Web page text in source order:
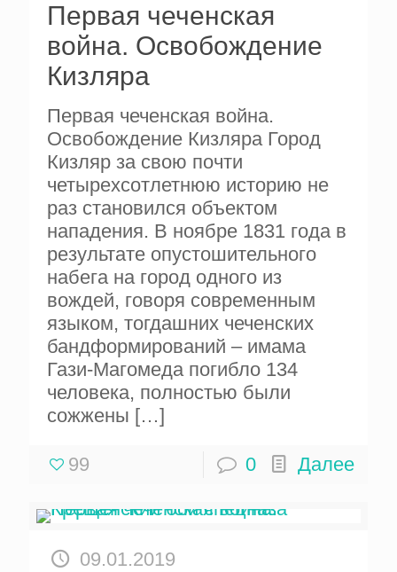
Первая чеченская
война. Освобождение
Кизляра
Первая чеченская война.
Освобождение Кизляра Город
Кизляр за свою почти
четырехсотлетнюю историю не
раз становился объектом
нападения. В ноябре 1831 года в
результате опустошительного
набега на город одного из
вождей, говоря современным
языком, тогдашних чеченских
бандформирований – имама
Гази-Магомеда погибло 134
человека, полностью были
сожжены […]
99 0 Далее
09.01.2019